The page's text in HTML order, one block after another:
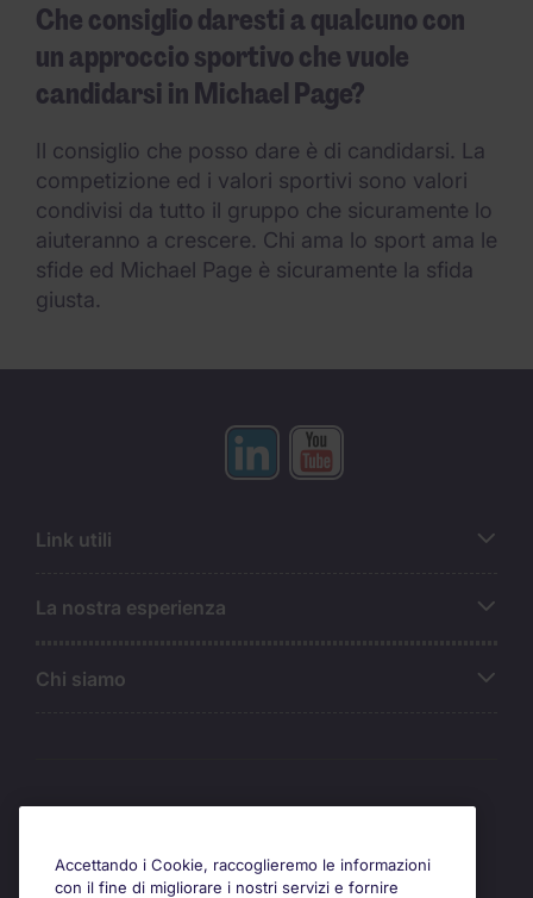
Che consiglio daresti a qualcuno con
un approccio sportivo che vuole
candidarsi in Michael Page?
Il consiglio che posso dare è di candidarsi. La
competizione ed i valori sportivi sono valori
condivisi da tutto il gruppo che sicuramente lo
aiuteranno a crescere. Chi ama lo sport ama le
sfide ed Michael Page è sicuramente la sfida
giusta.
Link utili
La nostra esperienza
Chi siamo
Accettando i Cookie, raccoglieremo le informazioni
con il fine di migliorare i nostri servizi e fornire